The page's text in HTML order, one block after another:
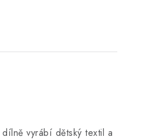
vyrábí dětský textil a